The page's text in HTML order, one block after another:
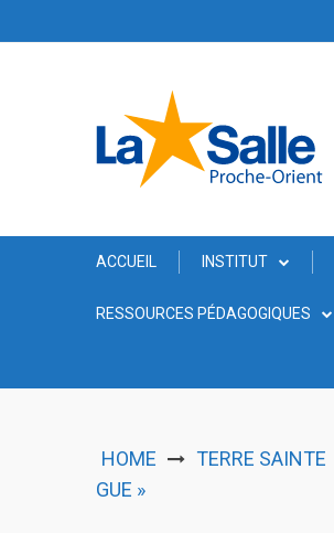
ACCUEIL INSTITUT
RESSOURCES PÉDAGOGIQUES
HOME TERRE SAINTE
GUE »